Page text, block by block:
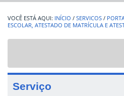
INÍCIO / SERVICOS /
ESCOLAR, ATESTADO DE MATRÍCULA E
Serviço